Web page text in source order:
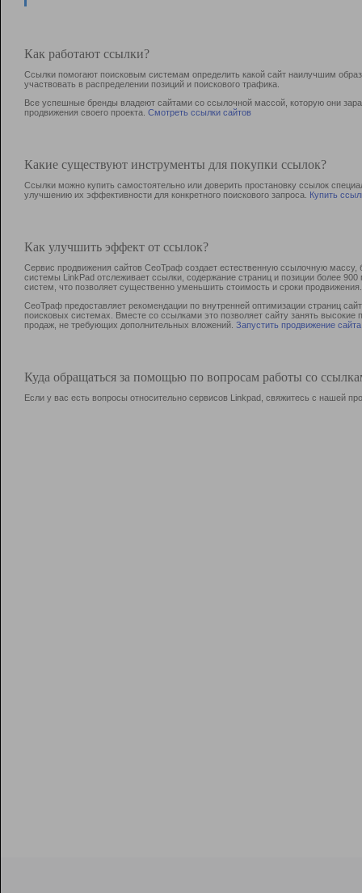
Как работают ссылки?
Ссылки помогают поисковым системам определить какой сайт наилучшим
участвовать в раcпределении позиций и поискового трафика.
Все успешные бренды владеют сайтами со ссылочной массой, которую они
продвижения своего проекта. Смотреть ссылки сайтов
Какие существуют инструменты для покупки ссылок?
Ссылки можно купить самостоятельно или доверить простановку ссылок
улучшению их эффективности для конкретного поискового запроса. Купить
Как улучшить эффект от ссылок?
Сервис продвижения сайтов СеоТраф создает естественную ссылочную
системы LinkPad отслеживает ссылки, содержание страниц и позиции более
систем, что позволяет существенно уменьшить стоимость и сроки продвижения.
СеоТраф предоставляет рекомендации по внутренней оптимизации страниц
поисковых системах. Вместе со ссылками это позволяет сайту занять
продаж, не требующих дополнительных вложений. Запустить продвижение сайта
Куда обращаться за помощью по вопросам работы со
Если у вас есть вопросы относительно сервисов Linkpad, свяжитесь с нашей